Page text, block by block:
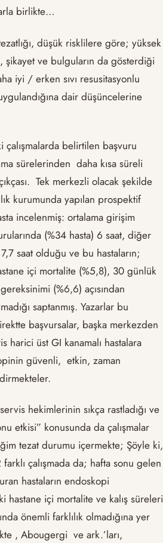
birlikte…
düşük risklilere göre; yüksek
şikayet ve bulguların da gösterdiği
iyi / erken sıvı resusitasyonlu
dair düşüncelerine
çalışmalarda belirtilen başvuru
sürelerinden daha kısa süreli
Tek merkezli olacak şekilde
kurumunda yapılan prospektif
incelenmiş: ortalama girişim
(%34 hasta) 6 saat, diğer
saat olduğu ve bu hastaların;
içi mortalite (%5,8), 30 günlük
(%6,6) açısından
saptanmış. Yazarlar bu
başvursalar, başka merkezden
harici üst GI kanamalı hastalara
güvenli, etkin, zaman
hekimlerinin sıkça rastladığı ve
etkisi” konusunda da çalışmalar
tezat durumu içermekte; Şöyle ki,
farklı çalışmada da; hafta sonu gelen
hastaların endoskopi
hastane içi mortalite ve kalış süreleri
önemli farklılık olmadığına yer
, Abougergi ve ark.’ları,